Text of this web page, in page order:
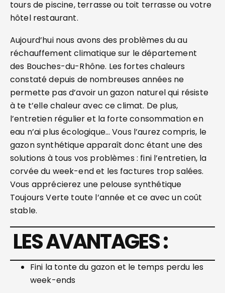
tours de piscine, terrasse ou toit terrasse ou votre
hôtel restaurant.
Aujourd’hui nous avons des problèmes du au
réchauffement climatique sur le département
des Bouches-du-Rhône. Les fortes chaleurs
constaté depuis de nombreuses années ne
permette pas d’avoir un gazon naturel qui résiste
à te t’elle chaleur avec ce climat. De plus,
l’entretien régulier et la forte consommation en
eau n’ai plus écologique… Vous l’aurez compris, le
gazon synthétique apparaît donc étant une des
solutions à tous vos problèmes : fini l’entretien, la
corvée du week-end et les factures trop salées.
Vous apprécierez une pelouse synthétique
Toujours Verte toute l’année et ce avec un coût
stable.
LES AVANTAGES :
Fini la tonte du gazon et le temps perdu les
week-ends